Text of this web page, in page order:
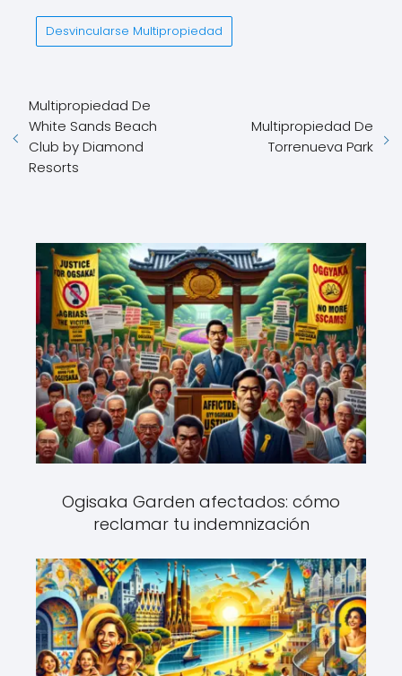
Desvincularse Multipropiedad
Multipropiedad De
White Sands Beach
Club by Diamond
Resorts
Multipropiedad De
Torrenueva Park
Ogisaka Garden afectados: cómo
reclamar tu indemnización